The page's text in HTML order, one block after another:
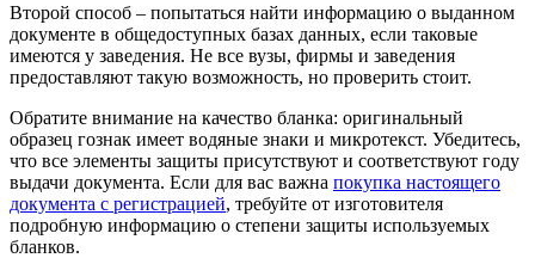
Второй способ – попытаться найти информацию о выданном
документе в общедоступных базах данных, если таковые
имеются у заведения. Не все вузы, фирмы и заведения
предоставляют такую возможность, но проверить стоит.
Обратите внимание на качество бланка: оригинальный
образец гознак имеет водяные знаки и микротекст. Убедитесь,
что все элементы защиты присутствуют и соответствуют году
выдачи документа. Если для вас важна покупка настоящего
документа с регистрацией, требуйте от изготовителя
подробную информацию о степени защиты используемых
бланков.